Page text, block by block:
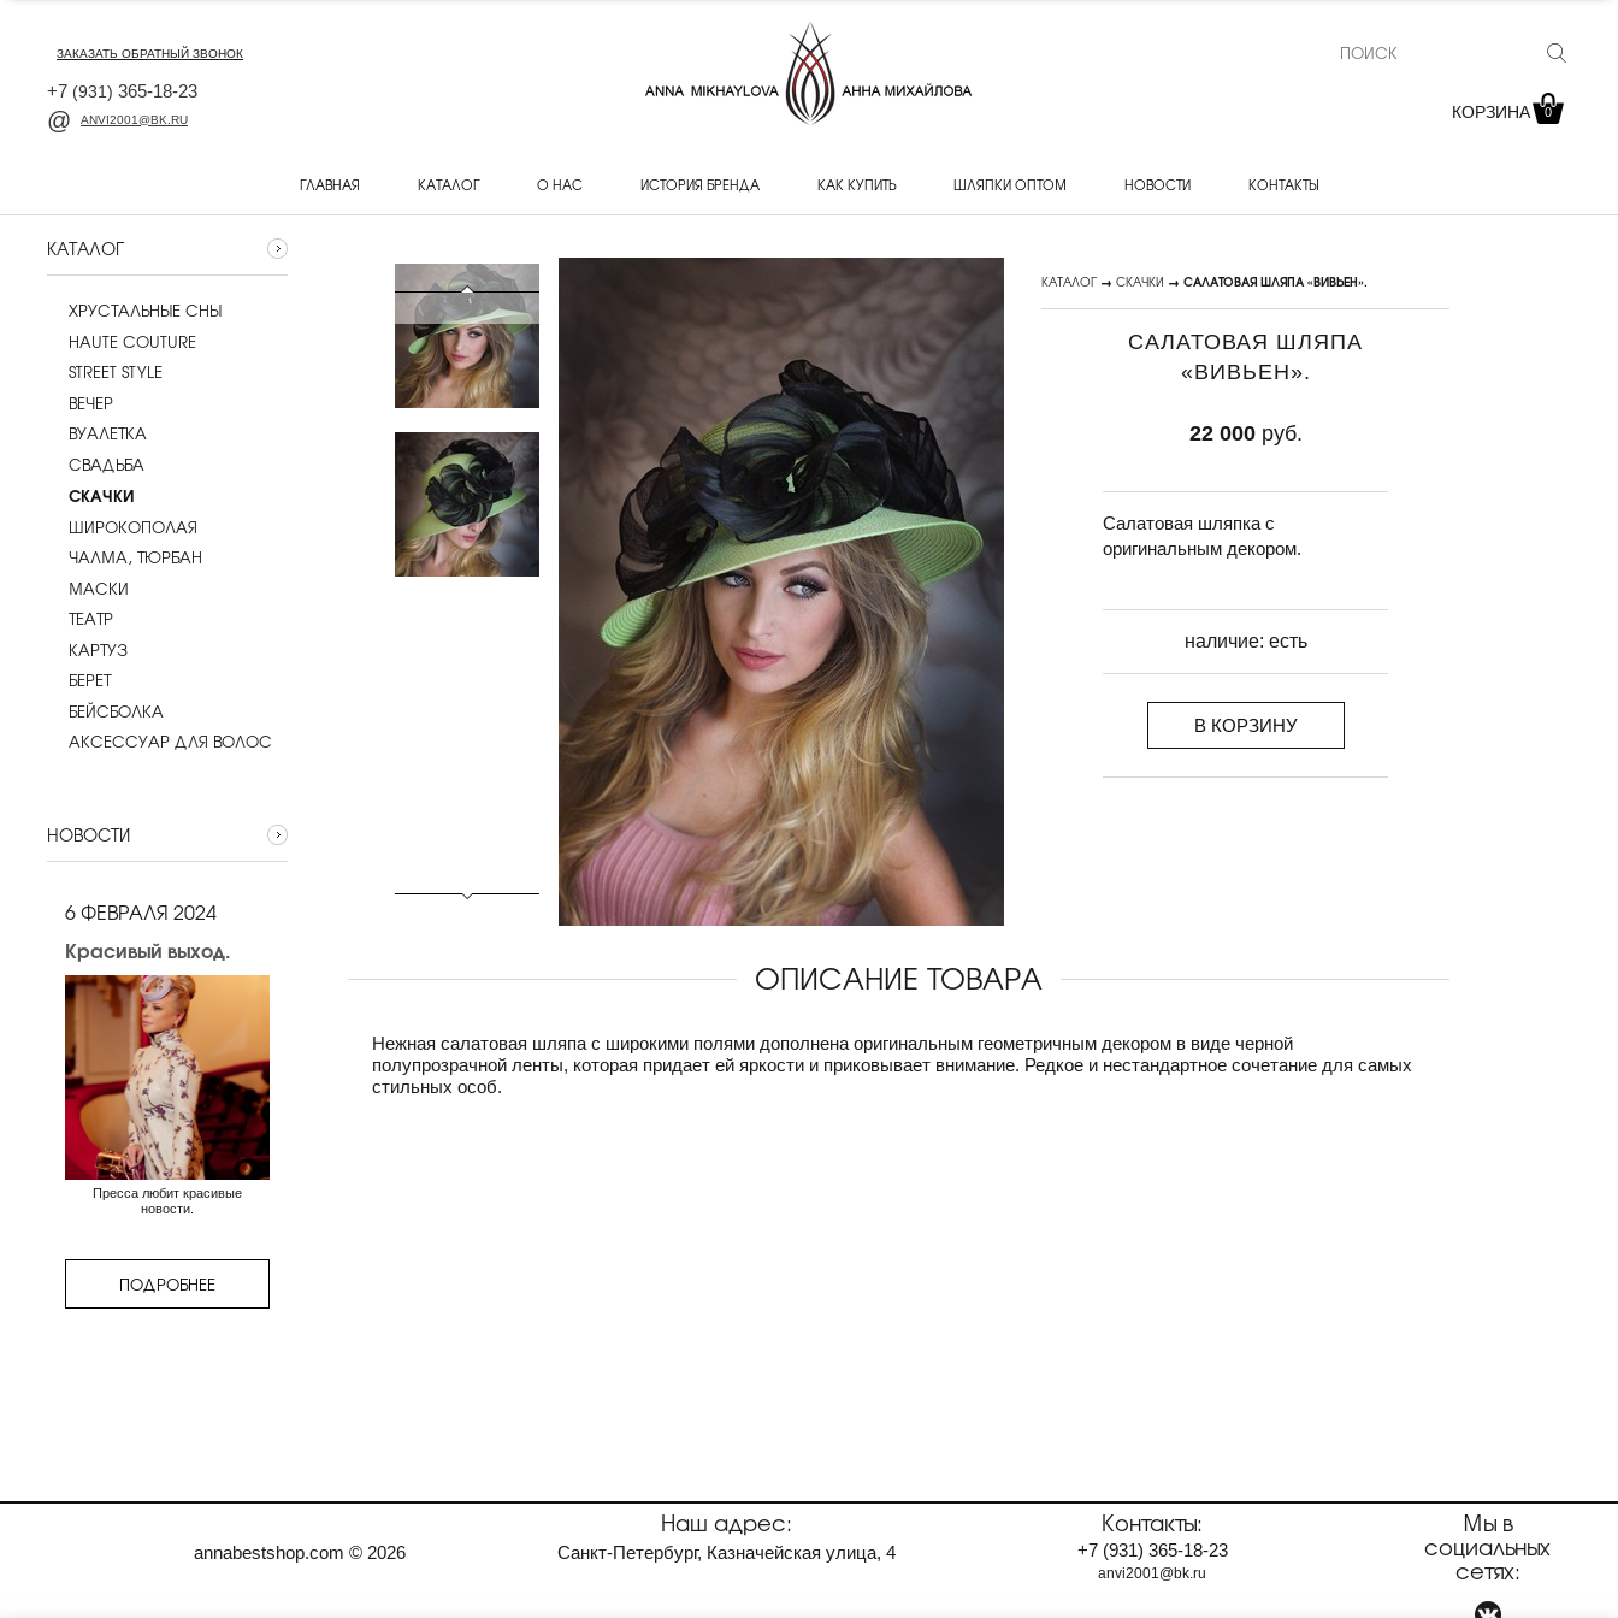
ЗАКАЗАТЬ ОБРАТНЫЙ ЗВОНОК
+7 (931) 365-18-23
ANVI2001@BK.RU КОРЗИНА 0
ГЛАВНАЯ КАТАЛОГ О НАС ИСТОРИЯ БРЕНДА КАК КУПИТЬ ШЛЯПКИ ОПТОМ НОВОСТИ КОНТАКТЫ
КАТАЛОГ
ХРУСТАЛЬНЫЕ СНЫ
HAUTE COUTURE
STREET STYLE
ВЕЧЕР
ВУАЛЕТКА
CВАДЬБА
СКАЧКИ
ШИРОКОПОЛАЯ
ЧАЛМА, ТЮРБАН
МАСКИ
ТЕАТР
КАРТУЗ
БЕРЕТ
БЕЙСБОЛКА
АКСЕССУАР ДЛЯ ВОЛОС
НОВОСТИ
6 ФЕВРАЛЯ 2024
Красивый выход.
Пресса любит красивые
новости.
ПОДРОБНЕЕ
КАТАЛОГ →СКАЧКИ → САЛАТОВАЯ ШЛЯПА «ВИВЬЕН».
САЛАТОВАЯ ШЛЯПА
«ВИВЬЕН».
Салатовая шляпка с
оригинальным декором.
наличие: есть
22 000руб.
В КОРЗИНУ
ОПИСАНИЕ ТОВАРА
Нежная салатовая шляпа с широкими полями дополнена оригинальным геометричным декором в виде черной
полупрозрачной ленты, которая придает ей яркости и приковывает внимание. Редкое и нестандартное сочетание для самых
стильных особ.
annabestshop.com © 2026
Наш адрес:
Санкт-Петербург, Казначейская улица, 4
Контакты:
+7 (931) 365-18-23
anvi2001@bk.ru
Мы в
социальных
сетях: